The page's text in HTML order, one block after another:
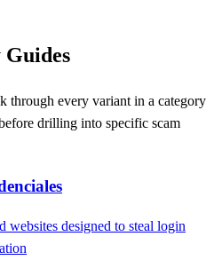
Guides
through every variant in a category
drilling into specific scam
websites designed to steal login